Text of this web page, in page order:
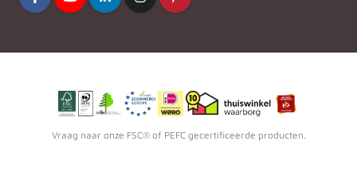
Vraag naar onze FSC® of PEFC gecertificeerde producten.